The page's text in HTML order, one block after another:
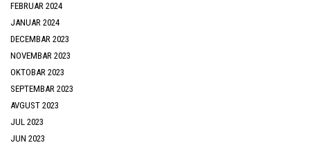
FEBRUAR 2024
JANUAR 2024
DECEMBAR 2023
NOVEMBAR 2023
OKTOBAR 2023
SEPTEMBAR 2023
AVGUST 2023
JUL 2023
JUN 2023